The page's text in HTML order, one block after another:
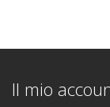
Il mio